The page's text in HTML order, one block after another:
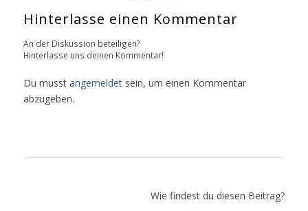
Hinterlasse einen Kommentar
An der Diskussion beteiligen?
Hinterlasse uns deinen Kommentar!
Du musst angemeldetsein, um einen Kommentar
abzugeben.
Wie findest du diesen Beitrag?